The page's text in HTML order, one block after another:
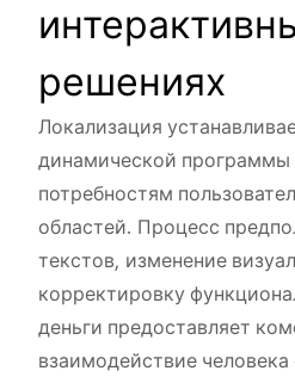
решениях
Локализация
динамической программы
потребностям
областей. Процесс
текстов, изменение
корректировку
деньги предоставляет
взаимодействие